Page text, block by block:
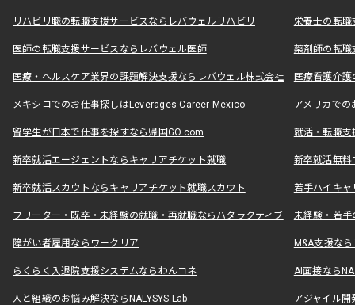
リハビリ職の転職支援サービスならレバウェルリハビリ 栄養士の転
医師の転職支援サービスならレバウェル医師 薬剤師の転
医療・ヘルスケア業界の課題解決支援ならレバウェル株式会社 医療看護介
メキシコでのお仕事探しはLeverages Career Mexico アメリカで
留学生が日本で仕事を探すなら帰国GO.com 就活・転職
新卒就活エージェントならキャリアチケット就職 新卒就活無料
新卒就活スカウトならキャリアチケット就職スカウト 若手ハイキ
フリーター・既卒・未経験の就職・再就職ならハタラクティブ 未経験・若手
障がい者雇用ならワークリア M&A支援な
らくらく入退院支援システムならわんコネ AI面接なら
人と組織のお悩み解決ならNALYSYS Lab. アジャイル